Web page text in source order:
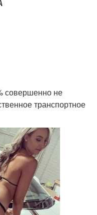
совершенно не
транспортное